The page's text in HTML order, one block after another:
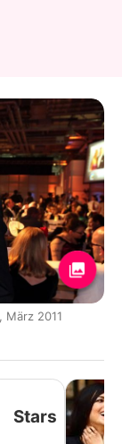
März 2011
Stars